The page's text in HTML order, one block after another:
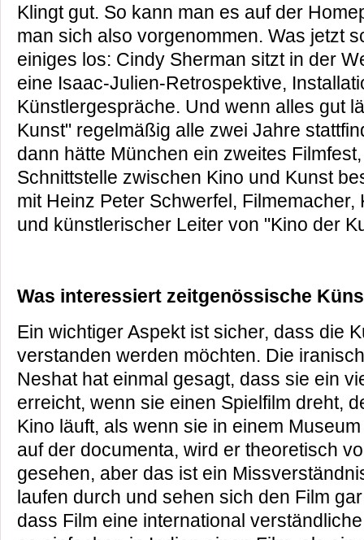
Klingt gut. So kann man es auf der
man sich also vorgenommen. Was jetzt
einiges los: Cindy Sherman sitzt in der
eine Isaac-Julien-Retrospektive,
Künstlergespräche. Und wenn alles gut
Kunst" regelmäßig alle zwei Jahre
dann hätte München ein zweites
Schnittstelle zwischen Kino und Kunst
mit Heinz Peter Schwerfel, Filmemacher,
und künstlerischer Leiter von "Kino der
Was interessiert zeitgenössische
Ein wichtiger Aspekt ist sicher, dass die
verstanden werden möchten. Die
Neshat hat einmal gesagt, dass sie ein
erreicht, wenn sie einen Spielfilm dreht,
Kino läuft, als wenn sie in einem
auf der documenta, wird er theoretisch
gesehen, aber das ist ein
laufen durch und sehen sich den Film
dass Film eine international